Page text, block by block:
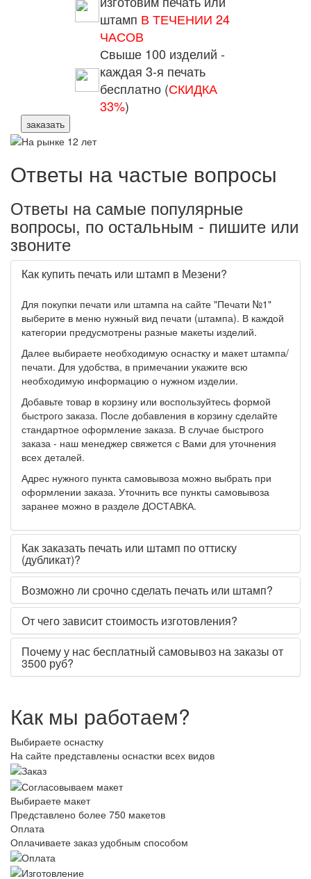
штамп В ТЕЧЕНИИ 24
ЧАСОВ
Свыше 100 изделий -
каждая 3-я печать
бесплатно (СКИДКА
33%)
заказать
Ответы на частые вопросы
Ответы на самые популярные
вопросы, по остальным - пишите или
звоните
Как купить печать или штамп в Мезени?
Для покупки печати или штампа на сайте "Печати №1"
выберите в меню нужный вид печати (штампа). В каждой
категории предусмотрены разные макеты изделий.
Далее выбираете необходимую оснастку и макет штампа/
печати. Для удобства, в примечании укажите всю
необходимую информацию о нужном изделии.
Добавьте товар в корзину или воспользуйтесь формой
быстрого заказа. После добавления в корзину сделайте
стандартное оформление заказа. В случае быстрого
заказа - наш менеджер свяжется с Вами для уточнения
всех деталей.
Адрес нужного пункта самовывоза можно выбрать при
оформлении заказа. Уточнить все пункты самовывоза
заранее можно в разделе ДОСТАВКА.
Как заказать печать или штамп по оттиску
(дубликат)?
Возможно ли срочно сделать печать или штамп?
От чего зависит стоимость изготовления?
Почему у нас бесплатный самовывоз на заказы от
3500 руб?
Как мы работаем?
Выбираете оснастку
На сайте представлены оснастки всех видов
Выбираете макет
Представлено более 750 макетов
Оплата
Оплачиваете заказ удобным способом